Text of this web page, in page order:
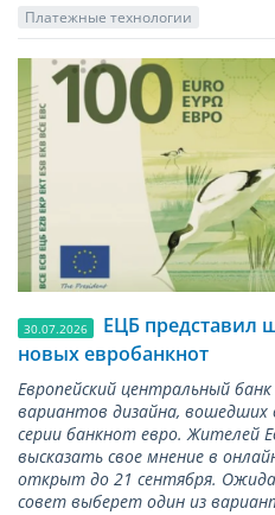
Платежные технологии
30.07.2026
ЕЦБ представил
новых евробанкнот
Европейский центральный
вариантов дизайна,
серии банкнот евро. Жителей
высказать свое мнение в
открыт до 21 сентября.
совет выберет один из